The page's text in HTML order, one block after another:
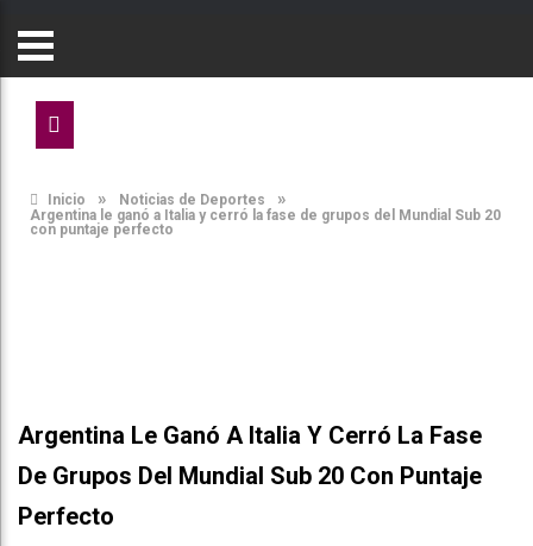
Inicio » Noticias de Deportes »
Argentina le ganó a Italia y cerró la fase de grupos del Mundial Sub 20
con puntaje perfecto
Argentina Le Ganó A Italia Y Cerró La Fase
De Grupos Del Mundial Sub 20 Con Puntaje
Perfecto